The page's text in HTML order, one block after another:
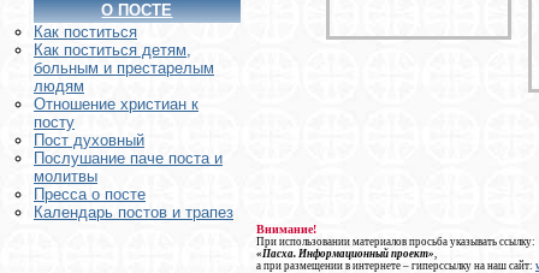
О ПОСТЕ
Как поститься
Как поститься детям,
больным и престарелым
людям
Отношение христиан к
посту
Пост духовный
Послушание паче поста и
молитвы
Пресса о посте
Календарь постов и трапез
Внимание!
При использовании материалов просьба указывать ссылку:
«Пасха. Информационный проект»
а при размещении в интернете – гиперссылку на наш сайт: